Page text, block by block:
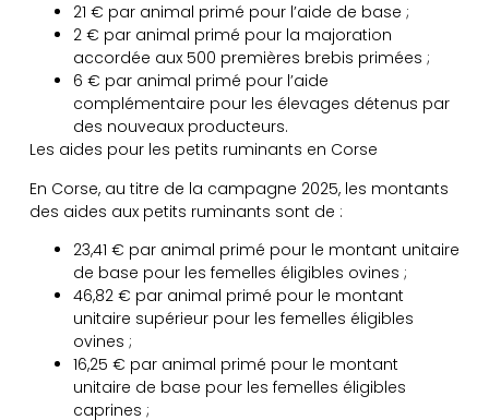
21 € par animal primé pour l’aide de base ;
2 € par animal primé pour la majoration
accordée aux 500 premières brebis primées ;
6 € par animal primé pour l’aide
complémentaire pour les élevages détenus par
des nouveaux producteurs.
Les aides pour les petits ruminants en Corse
En Corse, au titre de la campagne 2025, les montants
des aides aux petits ruminants sont de :
23,41 € par animal primé pour le montant unitaire
de base pour les femelles éligibles ovines ;
46,82 € par animal primé pour le montant
unitaire supérieur pour les femelles éligibles
ovines ;
16,25 € par animal primé pour le montant
unitaire de base pour les femelles éligibles
caprines ;